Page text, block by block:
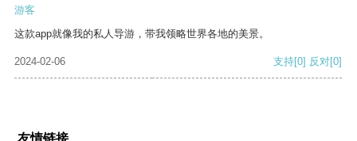
游客
这款app就像我的私人导游，带我领略世界各地的美景。
2024-02-06 支持[0] 反对[0]